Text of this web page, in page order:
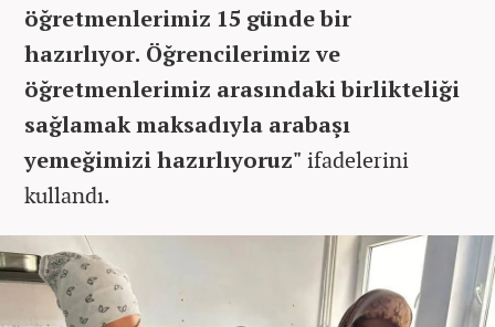
öğretmenlerimiz 15 günde bir
hazırlıyor. Öğrencilerimiz ve
öğretmenlerimiz arasındaki birlikteliği
sağlamak maksadıyla arabaşı
yemeğimizi hazırlıyoruz" ifadelerini
kullandı.